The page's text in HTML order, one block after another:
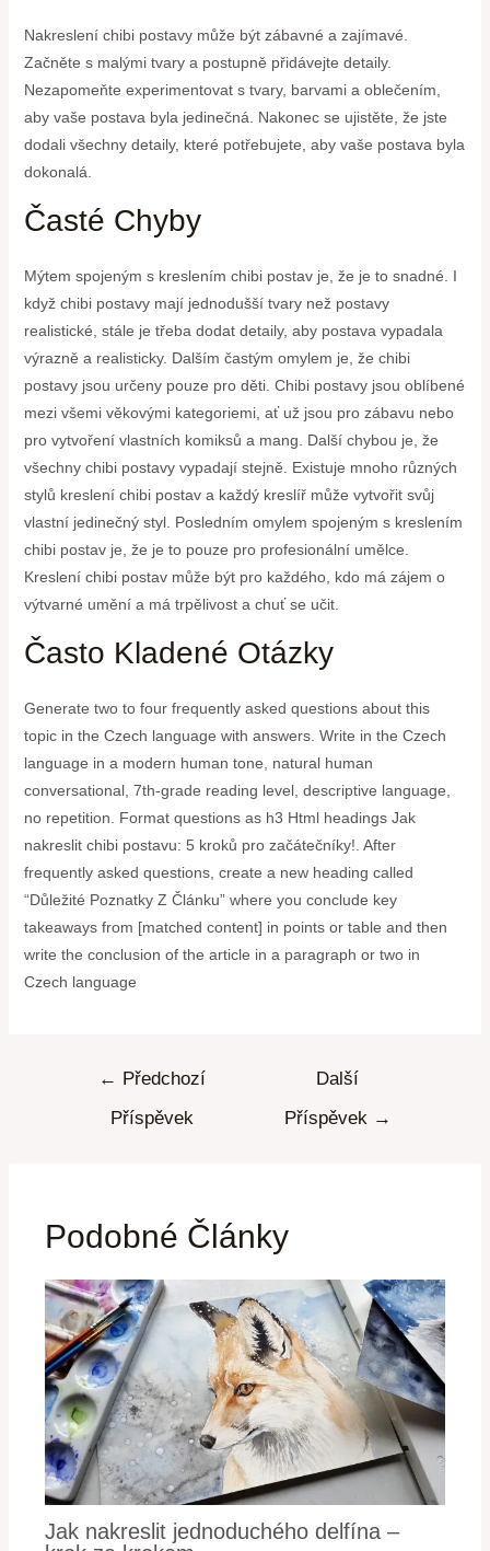
Nakreslení chibi postavy může být zábavné a zajímavé.
Začněte s malými tvary a postupně přidávejte detaily.
Nezapomeňte experimentovat s tvary, barvami a oblečením,
aby vaše postava byla jedinečná. Nakonec se ujistěte, že jste
dodali všechny detaily, které potřebujete, aby vaše postava byla
dokonalá.
Časté Chyby
Mýtem spojeným s kreslením chibi postav je, že je to snadné. I
když chibi postavy mají jednodušší tvary než postavy
realistické, stále je třeba dodat detaily, aby postava vypadala
výrazně a realisticky. Dalším častým omylem je, že chibi
postavy jsou určeny pouze pro děti. Chibi postavy jsou oblíbené
mezi všemi věkovými kategoriemi, ať už jsou pro zábavu nebo
pro vytvoření vlastních komiksů a mang. Další chybou je, že
všechny chibi postavy vypadají stejně. Existuje mnoho různých
stylů kreslení chibi postav a každý kreslíř může vytvořit svůj
vlastní jedinečný styl. Posledním omylem spojeným s kreslením
chibi postav je, že je to pouze pro profesionální umělce.
Kreslení chibi postav může být pro každého, kdo má zájem o
výtvarné umění a má trpělivost a chuť se učit.
Často Kladené Otázky
Generate two to four frequently asked questions about this
topic in the Czech language with answers. Write in the Czech
language in a modern human tone, natural human
conversational, 7th-grade reading level, descriptive language,
no repetition. Format questions as h3 Html headings Jak
nakreslit chibi postavu: 5 kroků pro začátečníky!. After
frequently asked questions, create a new heading called
“Důležité Poznatky Z Článku” where you conclude key
takeaways from [matched content] in points or table and then
write the conclusion of the article in a paragraph or two in
Czech language
← Předchozí
Příspěvek
Další
Příspěvek →
Podobné Články
Jak nakreslit jednoduchého delfína –